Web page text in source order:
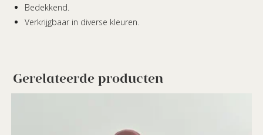
Bedekkend.
Verkrijgbaar in diverse kleuren.
Gerelateerde producten